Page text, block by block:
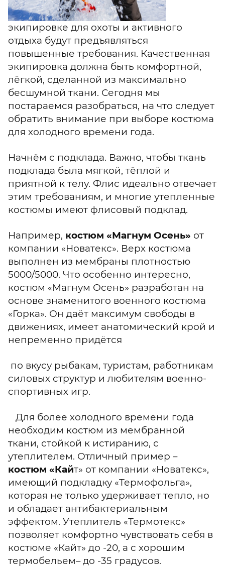
экипировке для охоты и активного
отдыха будут предъявляться
повышенные требования. Качественная
экипировка должна быть комфортной,
лёгкой, сделанной из максимально
бесшумной ткани. Сегодня мы
постараемся разобраться, на что следует
обратить внимание при выборе костюма
для холодного времени года.
Начнём с подклада. Важно, чтобы ткань
подклада была мягкой, тёплой и
приятной к телу. Флис идеально отвечает
этим требованиям, и многие утепленные
костюмы имеют флисовый подклад.
Например, костюм «Магнум Осень» от
компании «Новатекс». Верх костюма
выполнен из мембраны плотностью
5000/5000. Что особенно интересно,
костюм «Магнум Осень» разработан на
основе знаменитого военного костюма
«Горка». Он даёт максимум свободы в
движениях, имеет анатомический крой и
непременно придётся
по вкусу рыбакам, туристам, работникам
силовых структур и любителям военно-
спортивных игр.
Для более холодного времени года
необходим костюм из мембранной
ткани, стойкой к истиранию, с
утеплителем. Отличный пример –
костюм «Кайт» от компании «Новатекс»,
имеющий подкладку «Термофольга»,
которая не только удерживает тепло, но
и обладает антибактериальным
эффектом. Утеплитель «Термотекс»
позволяет комфортно чувствовать себя в
костюме «Кайт» до -20, а с хорошим
термобельем– до -35 градусов.